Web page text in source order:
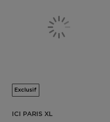
Exclusif
ICI PARIS XL